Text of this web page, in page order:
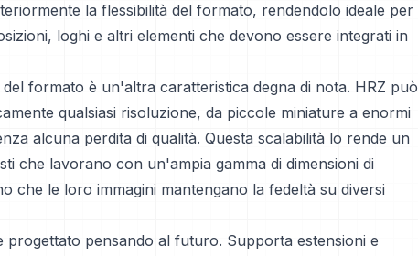
la flessibilità del formato, rendendolo ideale per
loghi e altri elementi che devono essere integrati in
formato è un'altra caratteristica degna di nota. HRZ può
qualsiasi risoluzione, da piccole miniature a enormi
alcuna perdita di qualità. Questa scalabilità lo rende un
che lavorano con un'ampia gamma di dimensioni di
che le loro immagini mantengano la fedeltà su diversi
progettato pensando al futuro. Supporta estensioni e